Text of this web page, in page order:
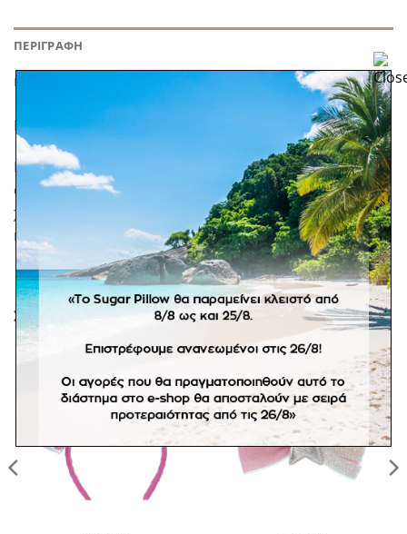
ΠΕΡΙΓΡΑΦΉ
ΕΠΙΠΛΈΟΝ ΠΛΗΡΟΦΟΡΊΕΣ
Hot-air Balloon Mug
Πορσελάνινη κούπα με ένα κλασσική vintage
απεικόνιση που ταιριάζει σε κάθε σπίτι για όλον τον
χρόνο! Διαχρονικό, Unisex, κλασσάτο και για όλες τις
ηλικίες!
ΣΧΕΤΙΚΆ ΠΡΟΪΌΝΤΑ
Πρόσθήκη
στην
λίστα
επιθυμιών
Πρόσθήκη
στην
επιθυμιών